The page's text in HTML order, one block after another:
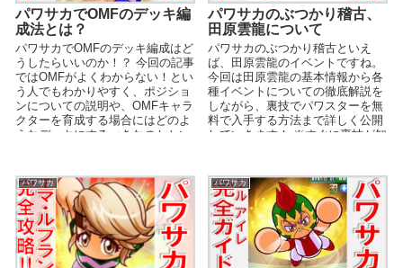
パワサカでOMFのデッキ編
成法とは？
パワサカでOMFのデッキ編成はど
うしたらいいのか！？ 今回の記事
ではOMFがよくわからない！とい
う人でもわかりやすく、ポジショ
ンについての説明や、OMFキャラ
クターを育成する場合にはどのよ
うなデッキにするべきなのかとい
パワサカのぶつかり稽古、
田原雲龍について
パワサカのぶつかり稽古といえ
ば、田原雲龍のイベントですね。
今回は田原雲龍の基本情報から各
種イベントについての徹底解説を
しながら、裏技でパワスターを無
料で入手する方法まで詳しく公開
していきます！ ※すぐに裏技が知
パワサカ パワサカ